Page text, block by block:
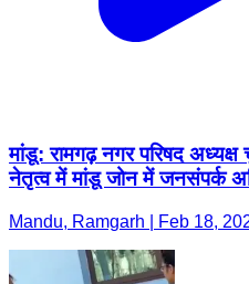
मांडू: रामगढ़ नगर परिषद
नेतृत्व में मांडू जोन में जनसंपर्क
Mandu, Ramgarh | Feb 18,